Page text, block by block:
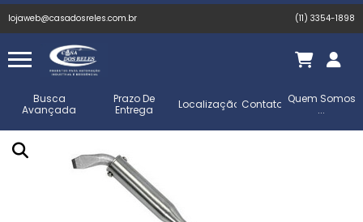
lojaweb@casadosreles.com.br (11) 3354-1898
Busca
Avançada
Prazo De
Entrega
Localização Contato Quem Somos
...